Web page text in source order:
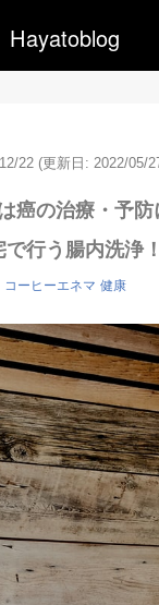
Hayatoblog
22 (更新日: 2022/05/
癌の治療・予
で行う腸内洗浄！
コーヒーエネマ 健康